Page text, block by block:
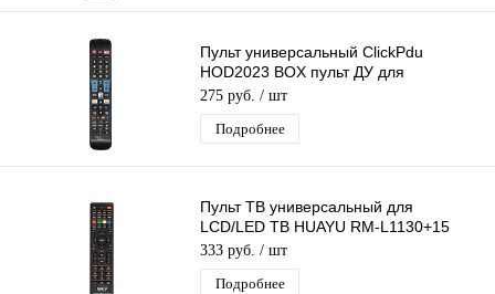
Пульт универсальный ClickPdu
HOD2023 BOX пульт ДУ для
телевизоров Samsung, IVI, Okko
275 руб. / шт
Подробнее
Пульт ТВ универсальный для
LCD/LED ТВ HUAYU RM-L1130+15
Заменяет огромное кол-во пультов
телевизоров
333 руб. / шт
Подробнее